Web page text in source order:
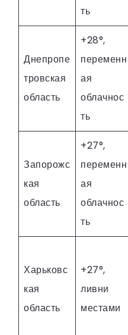
ть
Днепропе
тровская
область
+28°,
переменн
ая
облачнос
ть
Запорожс
кая
область
+27°,
переменн
ая
облачнос
ть
Харьковс
кая
область
+27°,
ливни
местами